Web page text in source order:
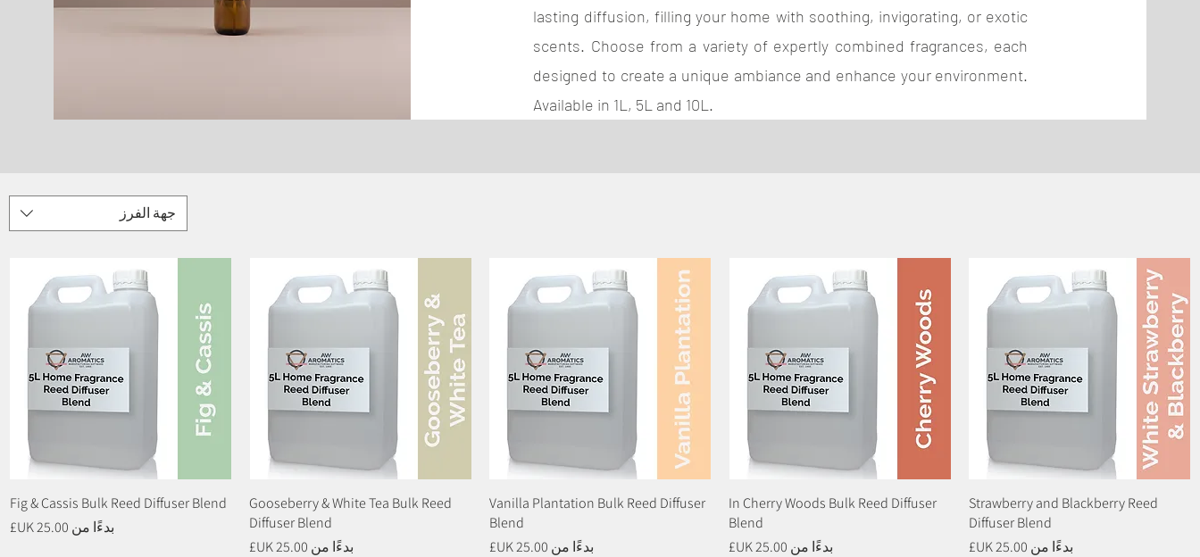
lasting diffusion, filling your home with soothing, invigorating, or exotic
scents. Choose from a variety of expertly combined fragrances, each
designed to create a unique ambiance and enhance your environment.
Available in 1L, 5L and 10L.
جهة الفرز
العرض السريع
Strawberry and Blackberry Reed
Diffuser Blend
بدءًا من
سعر البيع
العرض السريع
In Cherry Woods Bulk Reed Diffuser
Blend
بدءًا من
سعر البيع
العرض السريع
Vanilla Plantation Bulk Reed Diffuser
Blend
بدءًا من
سعر البيع
العرض السريع
Gooseberry & White Tea Bulk Reed
Diffuser Blend
بدءًا من
سعر البيع
العرض السريع
Fig & Cassis Bulk Reed Diffuser Blend
بدءًا من
سعر البيع